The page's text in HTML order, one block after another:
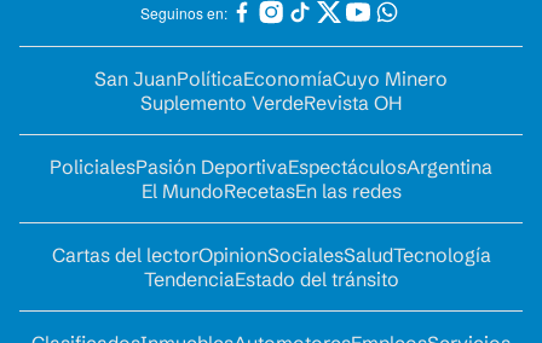
Seguinos en:
San JuanPolíticaEconomíaCuyo Minero
Suplemento VerdeRevista OH
PolicialesPasión DeportivaEspectáculosArgentina
El MundoRecetasEn las redes
Cartas del lectorOpinionSocialesSaludTecnología
TendenciaEstado del tránsito